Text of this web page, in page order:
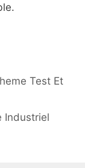
Test Et
Industriel